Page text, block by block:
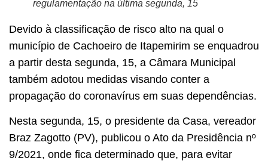
regulamentação na última segunda, 15
Devido à classificação de risco alto na qual o
município de Cachoeiro de Itapemirim se enquadrou
a partir desta segunda, 15, a Câmara Municipal
também adotou medidas visando conter a
propagação do coronavírus em suas dependências.
Nesta segunda, 15, o presidente da Casa, vereador
Braz Zagotto (PV), publicou o Ato da Presidência nº
9/2021, onde fica determinado que, para evitar